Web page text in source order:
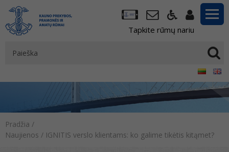
Tapkite rūmų nariu
Pradžia /
Naujienos / IGNITIS verslo klientams: ko galime tikėtis kitąmet?